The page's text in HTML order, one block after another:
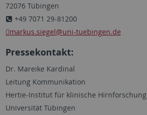
72076 Tübingen
+49 7071 29-81200
markus.siegel@uni-tuebingen.de
Pressekontakt:
Dr. Mareike Kardinal
Leitung Kommunikation
Hertie-Institut für klinische Hirnforschung
Universität Tübingen